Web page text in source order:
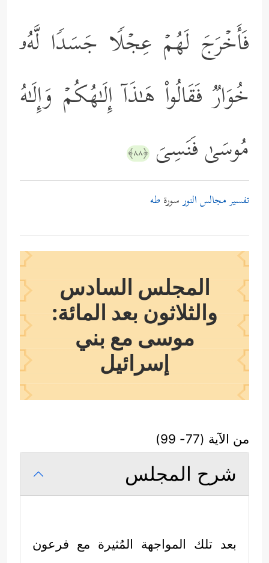
فَأَخۡرَجَ لَهُمۡ عِجۡلࣰا جَسَدࣰا لَّهُۥ
خُوَارࣱ فَقَالُواْ هَـٰذَاۤ إِلَـٰهُكُمۡ وَإِلَـٰهُ
مُوسَىٰ فَنَسِیَ ﴿٨٨﴾
تفسير مجالس النورسورة طه
المجلس السادس
والثلاثون بعد المائة:
موسى مع بني
إسرائيل
من الآية (77- 99)
شرح المجلس
بعد تلك المواجهة المُثيرة مع فرعون